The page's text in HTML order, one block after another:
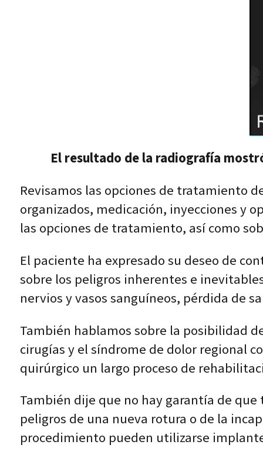
El resultado de la radiografía
Revisamos las opciones de tratamiento
organizados, medicación, inyecciones y
las opciones de tratamiento, así como
El paciente ha expresado su deseo de
sobre los peligros inherentes e
nervios y vasos sanguíneos, pérdida de
También hablamos sobre la posibilidad
cirugías y el síndrome de dolor regional
quirúrgico un largo proceso de
También dije que no hay garantía de
peligros de una nueva rotura o de la
procedimiento pueden utilizarse